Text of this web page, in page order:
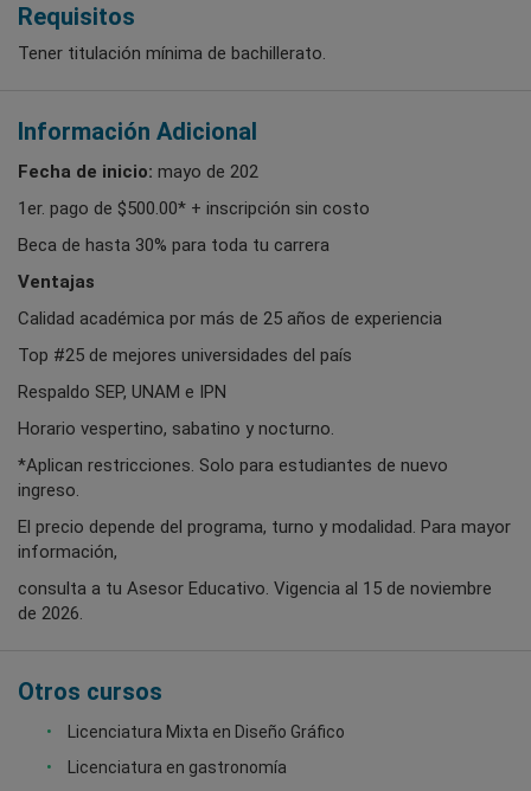
Requisitos
Tener titulación mínima de bachillerato.
Información Adicional
Fecha de inicio: mayo de 202
1er. pago de $500.00* + inscripción sin costo
Beca de hasta 30% para toda tu carrera
Ventajas
Calidad académica por más de 25 años de experiencia
Top #25 de mejores universidades del país
Respaldo SEP, UNAM e IPN
Horario vespertino, sabatino y nocturno.
*Aplican restricciones. Solo para estudiantes de nuevo
ingreso.
El precio depende del programa, turno y modalidad. Para mayor
información,
consulta a tu Asesor Educativo. Vigencia al 15 de noviembre
de 2026.
Otros cursos
Licenciatura Mixta en Diseño Gráfico
Licenciatura en gastronomía